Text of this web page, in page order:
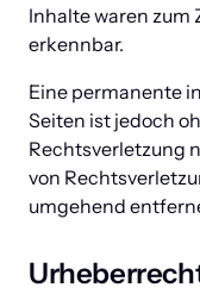
Inhalte waren
erkennbar.
Eine permanente
Seiten ist jedoch
Rechtsverletzung
von
umgehend